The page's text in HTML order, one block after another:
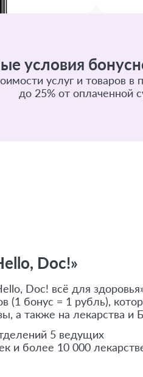
условия
услуг и товаров
до 25% от оплаченной
Doc!»
Doc! всё для
(1 бонус = 1 рубль),
а также на лекарства и
5 ведущих
и более 10 000